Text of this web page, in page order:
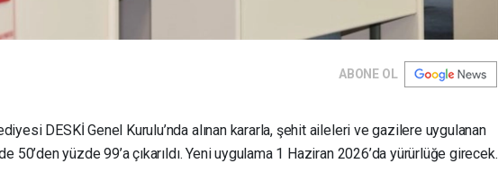
ABONE OL
DESKİ Genel Kurulu’nda alınan kararla, şehit aileleri ve gazilere uygulanan
50’den yüzde 99’a çıkarıldı. Yeni uygulama 1 Haziran 2026’da yürürlüğe girecek.